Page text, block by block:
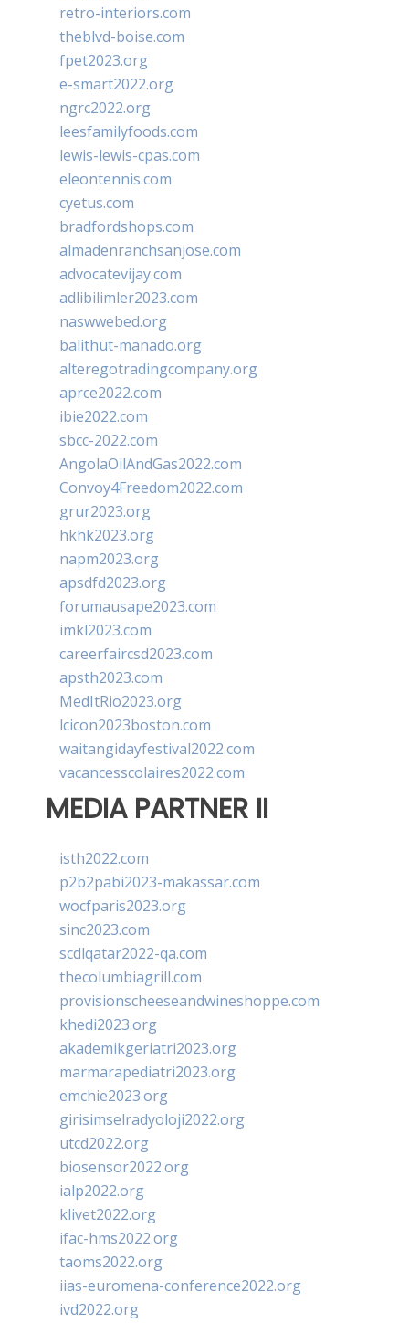
retro-interiors.com
theblvd-boise.com
fpet2023.org
e-smart2022.org
ngrc2022.org
leesfamilyfoods.com
lewis-lewis-cpas.com
eleontennis.com
cyetus.com
bradfordshops.com
almadenranchsanjose.com
advocatevijay.com
adlibilimler2023.com
naswwebed.org
balithut-manado.org
alteregotradingcompany.org
aprce2022.com
ibie2022.com
sbcc-2022.com
AngolaOilAndGas2022.com
Convoy4Freedom2022.com
grur2023.org
hkhk2023.org
napm2023.org
apsdfd2023.org
forumausape2023.com
imkl2023.com
careerfaircsd2023.com
apsth2023.com
MedItRio2023.org
lcicon2023boston.com
waitangidayfestival2022.com
vacancesscolaires2022.com
MEDIA PARTNER II
isth2022.com
p2b2pabi2023-makassar.com
wocfparis2023.org
sinc2023.com
scdlqatar2022-qa.com
thecolumbiagrill.com
provisionscheeseandwineshoppe.com
khedi2023.org
akademikgeriatri2023.org
marmarapediatri2023.org
emchie2023.org
girisimselradyoloji2022.org
utcd2022.org
biosensor2022.org
ialp2022.org
klivet2022.org
ifac-hms2022.org
taoms2022.org
iias-euromena-conference2022.org
ivd2022.org